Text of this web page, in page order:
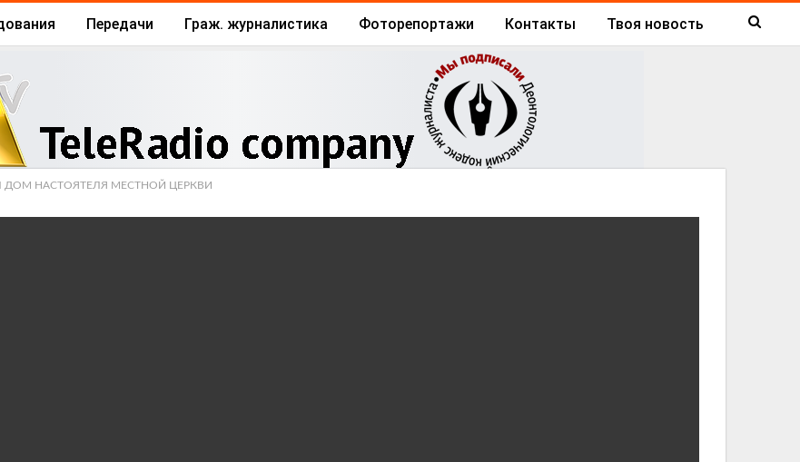
Передачи Граж. журналистика Фоторепортажи Контакты Твоя новость
ДОМ НАСТОЯТЕЛЯ МЕСТНОЙ ЦЕРКВИ